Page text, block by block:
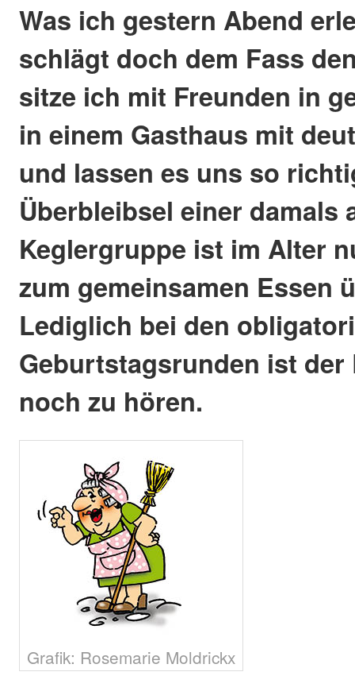
Was ich gestern Abend
schlägt doch dem Fass
sitze ich mit Freunden in
in einem Gasthaus mit
und lassen es uns so
Überbleibsel einer damals
Keglergruppe ist im Alter
zum gemeinsamen Essen
Lediglich bei den
Geburtstagsrunden ist der
noch zu hören.
Grafik: Rosemarie Moldrickx